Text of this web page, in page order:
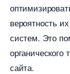
ероятность
систем. Это
сайта.​